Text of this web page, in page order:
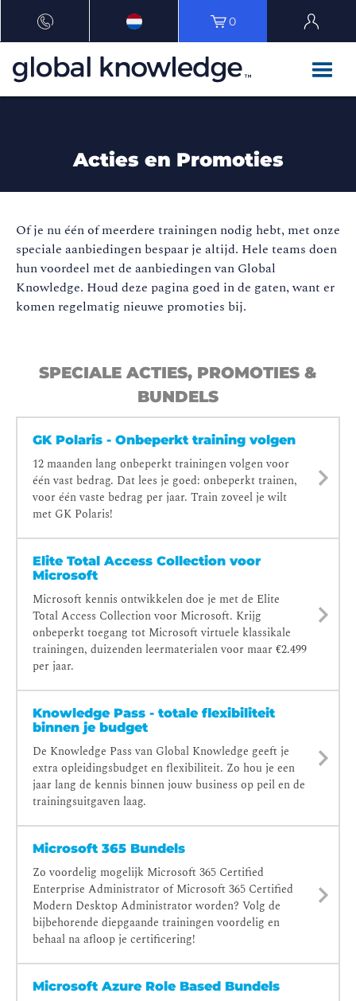
0
Acties en Promoties
Of je nu één of meerdere trainingen nodig hebt, met onze
speciale aanbiedingen bespaar je altijd. Hele teams doen
hun voordeel met de aanbiedingen van Global
Knowledge. Houd deze pagina goed in de gaten, want er
komen regelmatig nieuwe promoties bij.
SPECIALE ACTIES, PROMOTIES &
BUNDELS
GK Polaris - Onbeperkt training volgen
12 maanden lang onbeperkt trainingen volgen voor
één vast bedrag. Dat lees je goed: onbeperkt trainen,
voor één vaste bedrag per jaar. Train zoveel je wilt
met GK Polaris!
Elite Total Access Collection voor
Microsoft
Microsoft kennis ontwikkelen doe je met de Elite
Total Access Collection voor Microsoft. Krijg
onbeperkt toegang tot Microsoft virtuele klassikale
trainingen, duizenden leermaterialen voor maar €2.499
per jaar.
Knowledge Pass - totale flexibiliteit
binnen je budget
De Knowledge Pass van Global Knowledge geeft je
extra opleidingsbudget en flexibiliteit. Zo hou je een
jaar lang de kennis binnen jouw business op peil en de
trainingsuitgaven laag.
Microsoft 365 Bundels
Zo voordelig mogelijk Microsoft 365 Certified
Enterprise Administrator of Microsoft 365 Certified
Modern Desktop Administrator worden? Volg de
bijbehorende diepgaande trainingen voordelig en
behaal na afloop je certificering!
Microsoft Azure Role Based Bundels